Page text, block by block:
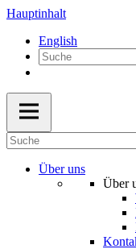
Hauptinhalt
English
Über uns
Über